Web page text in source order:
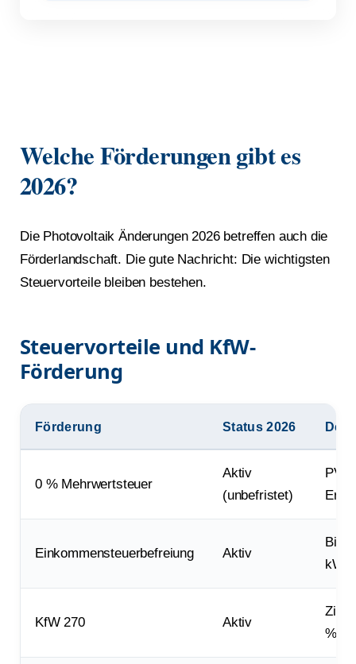
Welche Förderungen gibt es
2026?
Die Photovoltaik Änderungen 2026 betreffen auch die
Förderlandschaft. Die gute Nachricht: Die wichtigsten
Steuervorteile bleiben bestehen.
Steuervorteile und KfW-
Förderung
Förderung Status 2026
0 % Mehrwertsteuer
Aktiv
(unbefristet)
PV
Einkommensteuerbefreiung Aktiv
Bis
KfW 270 Aktiv
%